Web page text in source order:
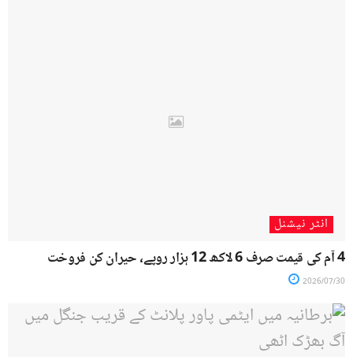
انٹر نیشنل
4 آم کی قیمت صرف 6 لاکھ 12 ہزار روپے، حیران کن فروخت
2026/07/30